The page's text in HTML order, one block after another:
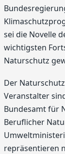
sei die Novelle
wichtigsten
Naturschutz
Der
Veranstalter
Bundesamt für
Beruflicher
repräsentieren